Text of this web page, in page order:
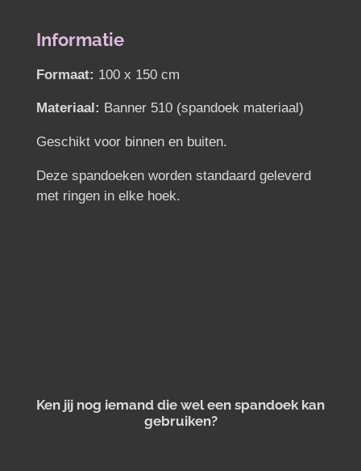
Informatie
Formaat: 100 x 150 cm
Materiaal: Banner 510 (spandoek materiaal)
Geschikt voor binnen en buiten.
Deze spandoeken worden standaard geleverd
met ringen in elke hoek.
Ken jij nog iemand die wel een spandoek kan
gebruiken?